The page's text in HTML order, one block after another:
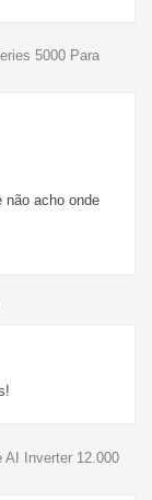
5000 Para
não acho onde
AI Inverter 12.000